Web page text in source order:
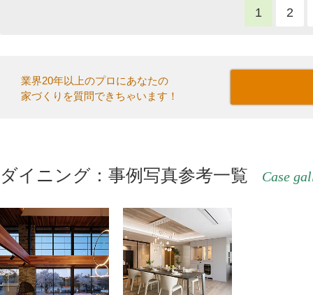
1 2
業界20年以上のプロにあなたの
家づくりを質問できちゃいます！
ダイニング：事例写真参考一覧 Case